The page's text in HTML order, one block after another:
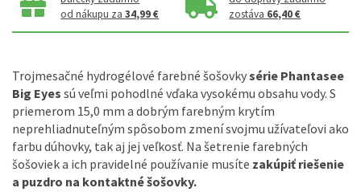
od nákupu za34,99 €
zostáva 66,40 €
Trojmesačné hydrogélové farebné šošovkysérie Phantasee
Big Eyes sú veľmi pohodlné vďaka vysokému obsahu vody. S
priemerom 15,0 mm a dobrým farebným krytím
neprehliadnuteľným spôsobom zmení svojmu užívateľovi ako
farbu dúhovky, tak aj jej veľkosť. Na šetrenie farebných
šošoviek a ich pravidelné používanie musíte zakúpiť riešenie
a puzdro na kontaktné šošovky.